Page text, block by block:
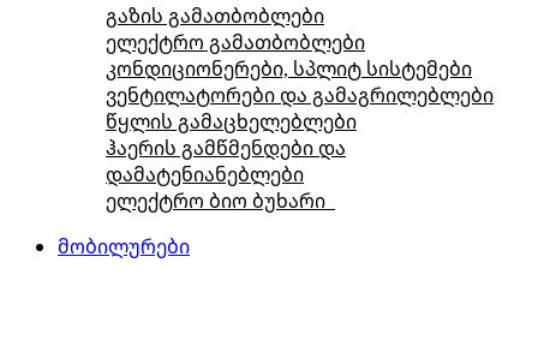
გაზის გამათბობლები
ელექტრო გამათბობლები
კონდიციონერები, სპლიტ სისტემები
ვენტილატორები და გამაგრილებლები
წყლის გამაცხელებლები
ჰაერის გამწმენდები და
დამატენიანებლები
ელექტრო ბიო ბუხარი
მობილურები